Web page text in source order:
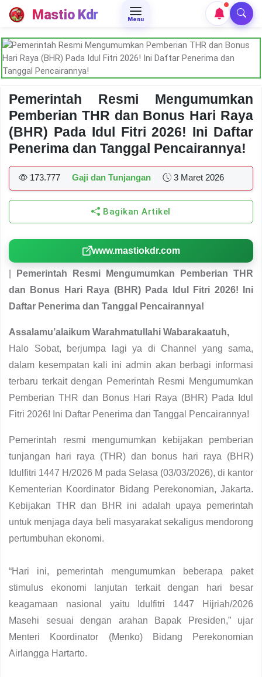
Mastio Kdr Menu
Pemerintah Resmi Mengumumkan
Pemberian THR dan Bonus Hari Raya
(BHR) Pada Idul Fitri 2026! Ini Daftar
Penerima dan Tanggal Pencairannya!
173.777 Gaji dan Tunjangan 3 Maret 2026
Bagikan Artikel
www.mastiokdr.com
Pemerintah Resmi Mengumumkan Pemberian THR
dan Bonus Hari Raya (BHR) Pada Idul Fitri 2026! Ini
Daftar Penerima dan Tanggal Pencairannya!
Assalamu’alaikum Warahmatullahi Wabarakaatuh,
Halo Sobat, berjumpa lagi ya di Channel yang sama,
dalam kesempatan kali ini admin akan berbagi informasi
terbaru terkait dengan Pemerintah Resmi Mengumumkan
Pemberian THR dan Bonus Hari Raya (BHR) Pada Idul
Fitri 2026! Ini Daftar Penerima dan Tanggal Pencairannya!
Pemerintah resmi mengumumkan kebijakan pemberian
tunjangan hari raya (THR) dan bonus hari raya (BHR)
Idulfitri 1447 H/2026 M pada Selasa (03/03/2026), di kantor
Kementerian Koordinator Bidang Perekonomian, Jakarta.
Kebijakan THR dan BHR ini adalah upaya pemerintah
untuk menjaga daya beli masyarakat sekaligus mendorong
pertumbuhan ekonomi.
“Hari ini, pemerintah mengumumkan beberapa paket
stimulus ekonomi lanjutan terkait dengan hari besar
keagamaan nasional yaitu Idulfitri 1447 Hijriah/2026
Masehi sesuai dengan arahan Bapak Presiden,” ujar
Menteri Koordinator (Menko) Bidang Perekonomian
Airlangga Hartarto.